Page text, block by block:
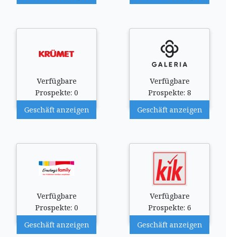
Verfügbare
Prospekte: 0
Geschäft anzeigen
Verfügbare
Prospekte: 8
Geschäft anzeigen
Verfügbare
Prospekte: 0
Geschäft anzeigen
Verfügbare
Prospekte: 6
Geschäft anzeigen